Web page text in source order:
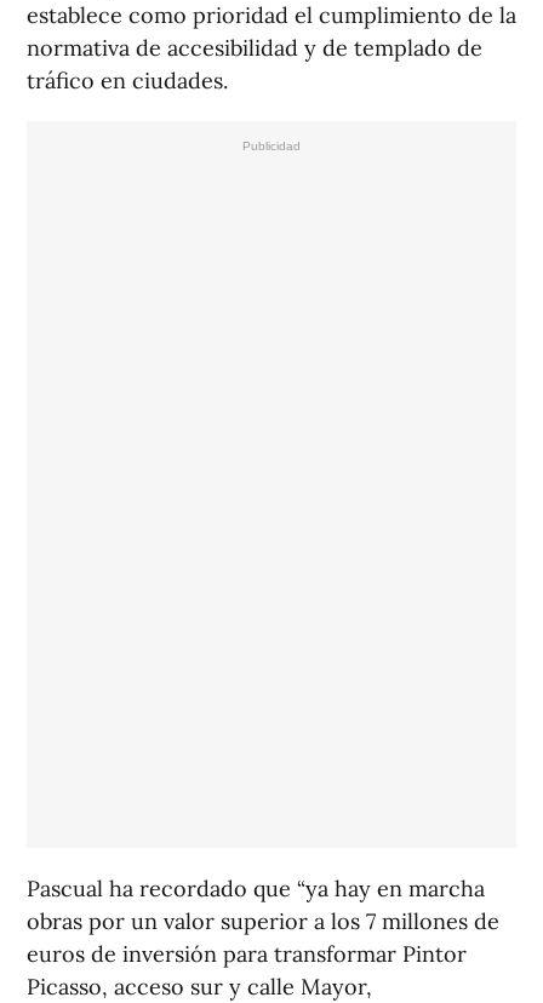
establece como prioridad el cumplimiento de la
normativa de accesibilidad y de templado de
tráfico en ciudades.
Pascual ha recordado que “ya hay en marcha
obras por un valor superior a los 7 millones de
euros de inversión para transformar Pintor
Picasso, acceso sur y calle Mayor,